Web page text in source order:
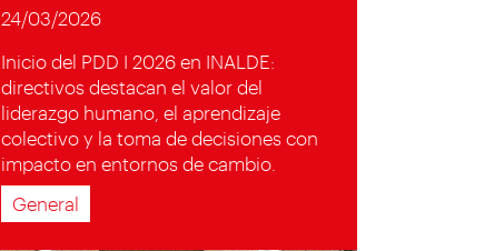
24/03/2026
Inicio del PDD I 2026 en INALDE:
directivos destacan el valor del
liderazgo humano, el aprendizaje
colectivo y la toma de decisiones con
impacto en entornos de cambio.
General